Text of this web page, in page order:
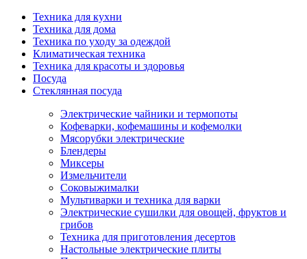
Техника для кухни
Техника для дома
Техника по уходу за одеждой
Климатическая техника
Техника для красоты и здоровья
Посуда
Стеклянная посуда
Электрические чайники и термопоты
Кофеварки, кофемашины и кофемолки
Мясорубки электрические
Блендеры
Миксеры
Измельчители
Соковыжималки
Мультиварки и техника для варки
Электрические сушилки для овощей, фруктов и
грибов
Техника для приготовления десертов
Настольные электрические плиты